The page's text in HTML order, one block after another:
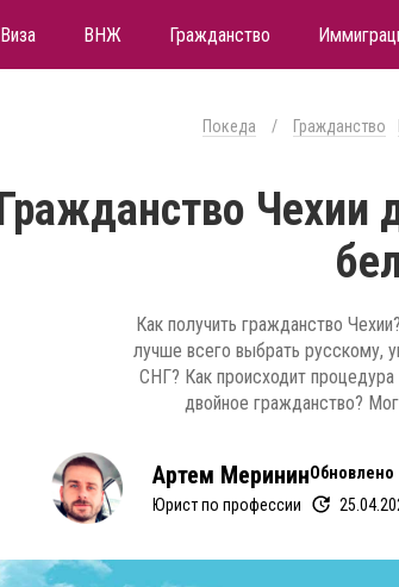
Виза ВНЖ Гражданство
Покеда / Гражданство
Чехии
Как получить гражданство
лучше всего выбрать русскому,
СНГ? Как происходит
двойное гражданство?
Артем Меринин
Юрист по профессии
Обновлено